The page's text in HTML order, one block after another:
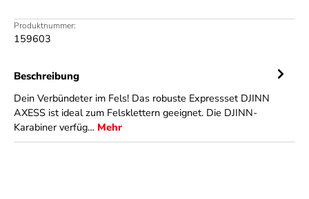
Produktnummer:
159603
Beschreibung
Dein Verbündeter im Fels! Das robuste Expressset DJINN
AXESS ist ideal zum Felsklettern geeignet. Die DJINN-
Karabiner verfüg… Mehr